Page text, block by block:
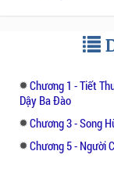
Chương 1 - Tiết
Dậy Ba Đào
Chương 3 - Song
Chương 5 - Người